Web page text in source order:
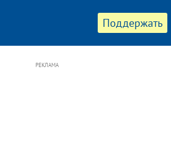
Поддержать
РЕКЛАМА